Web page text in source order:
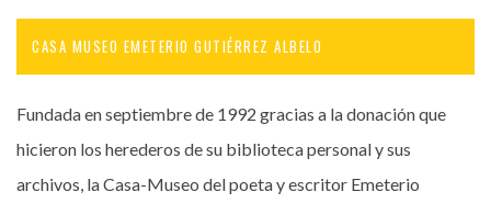
CASA MUSEO EMETERIO GUTIÉRREZ ALBELO
Fundada en septiembre de 1992 gracias a la donación que
hicieron los herederos de su biblioteca personal y sus
archivos, la Casa-Museo del poeta y escritor Emeterio